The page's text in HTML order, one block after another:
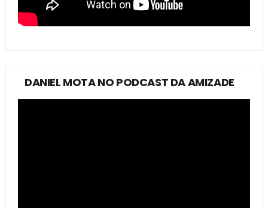
DANIEL MOTA NO PODCAST DA AMIZADE